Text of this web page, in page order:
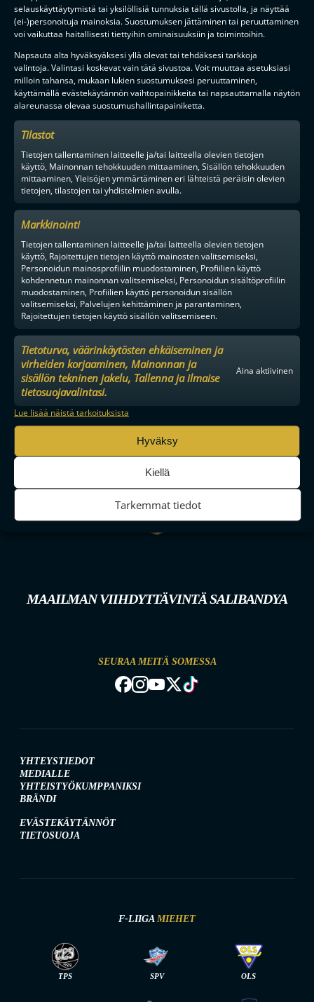
selauskäyttäytymistä tai yksilöllisiä tunnuksia tällä sivustolla, ja näyttää
(ei-)personoituja mainoksia. Suostumuksen jättäminen tai peruuttaminen
voi vaikuttaa haitallisesti tiettyihin ominaisuuksiin ja toimintoihin.
Napsauta alta hyväksyäksesi yllä olevat tai tehdäksesi tarkkoja
valintoja. Valintasi koskevat vain tätä sivustoa. Voit muuttaa asetuksiasi
milloin tahansa, mukaan lukien suostumuksesi peruuttaminen,
käyttämällä evästekäytännön vaihtopainikkeita tai napsauttamalla näytön
alareunassa olevaa suostumushallintapainiketta.
Tilastot
Tietojen tallentaminen laitteelle ja/tai laitteella olevien tietojen
käyttö, Mainonnan tehokkuuden mittaaminen, Sisällön tehokkuuden
mittaaminen, Yleisöjen ymmärtäminen eri lähteistä peräisin olevien
tietojen, tilastojen tai yhdistelmien avulla.
Markkinointi
Tietojen tallentaminen laitteelle ja/tai laitteella olevien tietojen
käyttö, Rajoitettujen tietojen käyttö mainosten valitsemiseksi,
Personoidun mainosprofiilin muodostaminen, Profiilien käyttö
kohdennetun mainonnan valitsemiseksi, Personoidun sisältöprofiilin
muodostaminen, Profiilien käyttö personoidun sisällön
valitsemiseksi, Palvelujen kehittäminen ja parantaminen,
Rajoitettujen tietojen käyttö sisällön valitsemiseen.
Tietoturva, väärinkäytösten ehkäiseminen ja
virheiden korjaaminen, Mainonnan ja
sisällön tekninen jakelu, Tallenna ja ilmaise
tietosuojavalintasi.
Aina aktiivinen
Lue lisää näistä tarkoituksista
Hyväksy
Kiellä
Tarkemmat tiedot
TILAA
F-LIIGANKUMPPANIT
MAAILMAN VIIHDYTTÄVINTÄ SALIBANDYA
SEURAA MEITÄ SOMESSA
YHTEYSTIEDOT
MEDIALLE
YHTEISTYÖKUMPPANIKSI
BRÄNDI
EVÄSTEKÄYTÄNNÖT
TIETOSUOJA
F-LIIGA MIEHET
TPS SPV OLS